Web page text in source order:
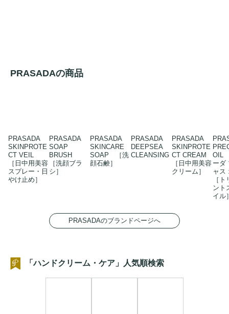
PRASADAの商品
PRASADA
SKINPROTE
CT VEIL
［日中用美容
スプレー・日
やけ止め］
PRASADA
SOAP
BRUSH
［洗顔ブラ
シ］
PRASADA
SKINCARE
SOAP ［洗
顔石鹸］
PRASADA
DEEPSEA
CLEANSING
PRASADA
SKINPROTE
CT CREAM
［日中用美容
クリーム］
OIL
ーダ
ャス
［
ント
イル
PRASADAのブランドページへ
「ハンドクリーム・ケア」人気順検索